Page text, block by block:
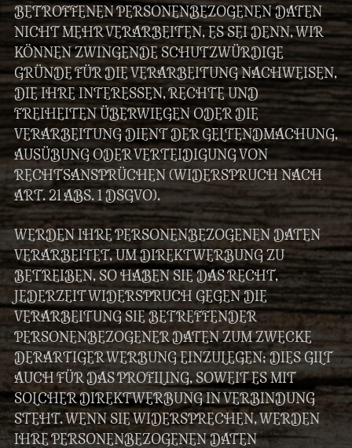
BETROFFENEN PERSONENBEZOGENEN DATEN
NICHT MEHR VERARBEITEN, ES SEI DENN, WIR
KÖNNEN ZWINGENDE SCHUTZWÜRDIGE
GRÜNDE FÜR DIE VERARBEITUNG NACHWEISEN,
DIE IHRE INTERESSEN, RECHTE UND
FREIHEITEN ÜBERWIEGEN ODER DIE
VERARBEITUNG DIENT DER GELTENDMACHUNG,
AUSÜBUNG ODER VERTEIDIGUNG VON
RECHTSANSPRÜCHEN (WIDERSPRUCH NACH
ART. 21 ABS. 1 DSGVO).
WERDEN IHRE PERSONENBEZOGENEN DATEN
VERARBEITET, UM DIREKTWERBUNG ZU
BETREIBEN, SO HABEN SIE DAS RECHT,
JEDERZEIT WIDERSPRUCH GEGEN DIE
VERARBEITUNG SIE BETREFFENDER
PERSONENBEZOGENER DATEN ZUM ZWECKE
DERARTIGER WERBUNG EINZULEGEN; DIES GILT
AUCH FÜR DAS PROFILING, SOWEIT ES MIT
SOLCHER DIREKTWERBUNG IN VERBINDUNG
STEHT. WENN SIE WIDERSPRECHEN, WERDEN
IHRE PERSONENBEZOGENEN DATEN